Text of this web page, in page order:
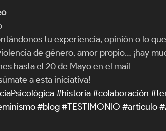
tu experiencia, opinión o lo
de género, amor propio… ¡hay
hasta el 20 de Mayo en el mail
a esta iniciativa!
#historia#colaboración
#blog#TESTIMONIO #articulo